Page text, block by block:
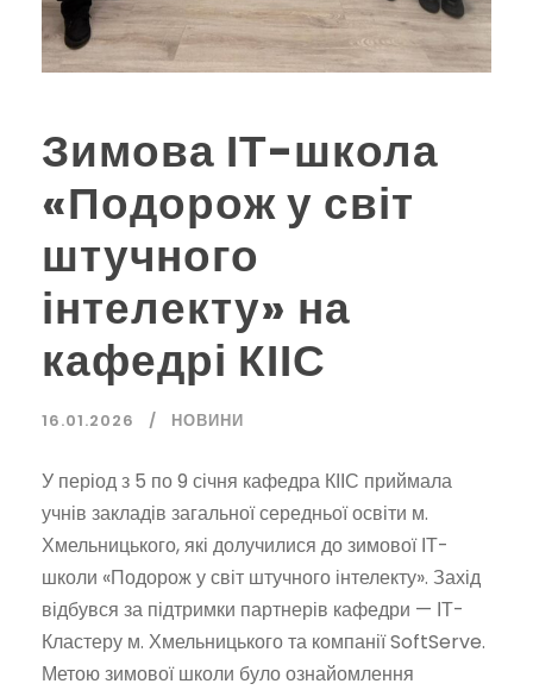
Зимова ІТ-школа
«Подорож у світ
штучного
інтелекту» на
кафедрі КІІС
16.01.2026 НОВИНИ
У період з 5 по 9 січня кафедра КІІС приймала
учнів закладів загальної середньої освіти м.
Хмельницького, які долучилися до зимової ІТ-
школи «Подорож у світ штучного інтелекту». Захід
відбувся за підтримки партнерів кафедри — ІТ-
Кластеру м. Хмельницького та компанії SoftServe.
Метою зимової школи було ознайомлення